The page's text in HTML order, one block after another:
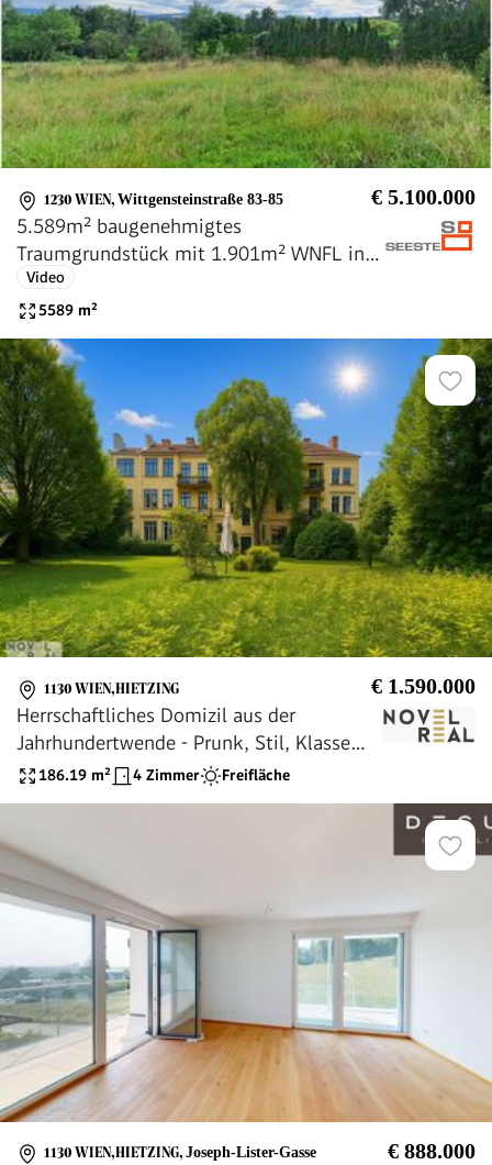
1230 WIEN, Wittgensteinstraße 83-85 € 5.100.000
5.589m² baugenehmigtes
Traumgrundstück mit 1.901m² WNFL in
1230 Wien/Grenze 1130 Wien
Video
5589 m²
1130 WIEN,HIETZING € 1.590.000
Herrschaftliches Domizil aus der
Jahrhundertwende - Prunk, Stil, Klasse
und Exklusivität im ehemaligen Alt-
186.19 m² 4 Zimmer Freifläche
1130 WIEN,HIETZING, Joseph-Lister-Gasse € 888.000